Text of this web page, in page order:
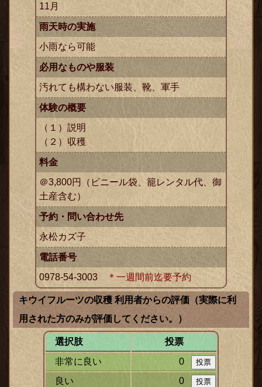
11月
雨天時の実施
小雨なら可能
必用なものや服装
汚れても構わない服装、靴、軍手
体験の概要
（１）説明
（２）収穫
料金
＠3,800円（ビニール袋、籠レンタル代、御
土産含む）
予約・問い合わせ先
永松カズ子
電話番号
0978-54-3003
＊一週間前迄要予約
キウイフルーツの収穫 利用者からの評価（実際に利
用された方のみが評価してください。）
選択肢
投票
非常に良い
0
良い
0